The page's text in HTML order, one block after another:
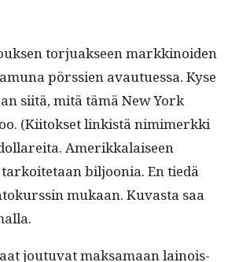
tor­juak­seen markki­noiden
pörssien avautues­sa. Kyse
siitä, mitä tämä New York
(Kiitok­set linkistä nim­imerk­ki
Amerikkalaiseen
biljoo­nia. En tiedä
mukaan. Kuvas­ta saa
joutu­vat mak­samaan lain­ois­